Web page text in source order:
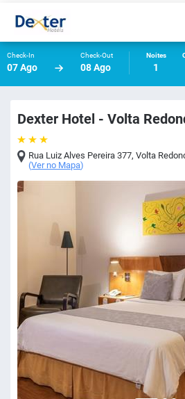
Check-In
07 Ago
Check-Out
08 Ago
Noites
1
Dexter Hotel - Volta
Rua Luiz Alves Pereira 377,Volta
(Ver no Mapa)